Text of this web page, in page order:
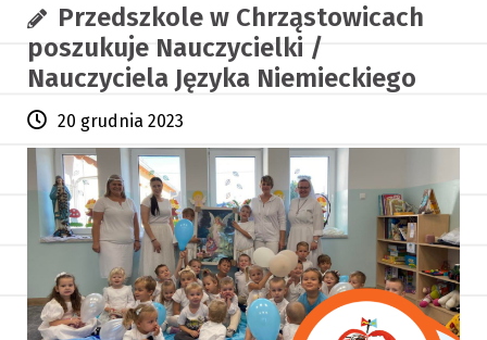
Przedszkole w Chrząstowicach
poszukuje Nauczycielki /
Nauczyciela Języka Niemieckiego
20 grudnia 2023